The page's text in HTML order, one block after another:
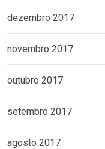
dezembro 2017
novembro 2017
outubro 2017
setembro 2017
agosto 2017